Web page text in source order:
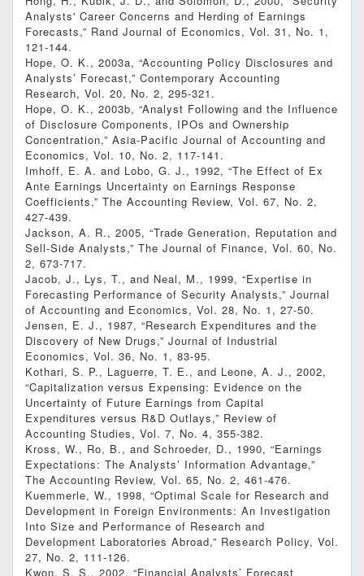
Analysts' Career Concerns and Herding of Earnings
Forecasts,” Rand Journal of Economics, Vol. 31, No. 1,
121-144.
Hope, O. K., 2003a, “Accounting Policy Disclosures and
Analysts’ Forecast,” Contemporary Accounting
Research, Vol. 20, No. 2, 295-321.
Hope, O. K., 2003b, “Analyst Following and the Influence
of Disclosure Components, IPOs and Ownership
Concentration,” Asia-Pacific Journal of Accounting and
Economics, Vol. 10, No. 2, 117-141.
Imhoff, E. A. and Lobo, G. J., 1992, “The Effect of Ex
Ante Earnings Uncertainty on Earnings Response
Coefficients,” The Accounting Review, Vol. 67, No. 2,
427-439.
Jackson, A. R., 2005, “Trade Generation, Reputation and
Sell‐Side Analysts,” The Journal of Finance, Vol. 60, No.
2, 673-717.
Jacob, J., Lys, T., and Neal, M., 1999, “Expertise in
Forecasting Performance of Security Analysts,” Journal
of Accounting and Economics, Vol. 28, No. 1, 27-50.
Jensen, E. J., 1987, “Research Expenditures and the
Discovery of New Drugs,” Journal of Industrial
Economics, Vol. 36, No. 1, 83-95.
Kothari, S. P., Laguerre, T. E., and Leone, A. J., 2002,
“Capitalization versus Expensing: Evidence on the
Uncertainty of Future Earnings from Capital
Expenditures versus R&D Outlays,” Review of
Accounting Studies, Vol. 7, No. 4, 355-382.
Kross, W., Ro, B., and Schroeder, D., 1990, “Earnings
Expectations: The Analysts’ Information Advantage,”
The Accounting Review, Vol. 65, No. 2, 461-476.
Kuemmerle, W., 1998, “Optimal Scale for Research and
Development in Foreign Environments: An Investigation
Into Size and Performance of Research and
Development Laboratories Abroad,” Research Policy, Vol.
27, No. 2, 111‐126.
Kwon, S. S., 2002, “Financial Analysts’ Forecast